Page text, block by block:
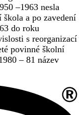
–1963 nesla
a po zavedení
do roku
s reorganizací
povinné školní
– 81 název